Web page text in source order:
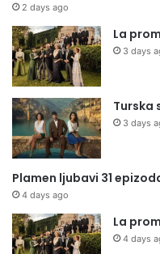
2 days ago
La
3 days
Turska
3 days
Plamen ljubavi 31
4 days ago
La
4 days